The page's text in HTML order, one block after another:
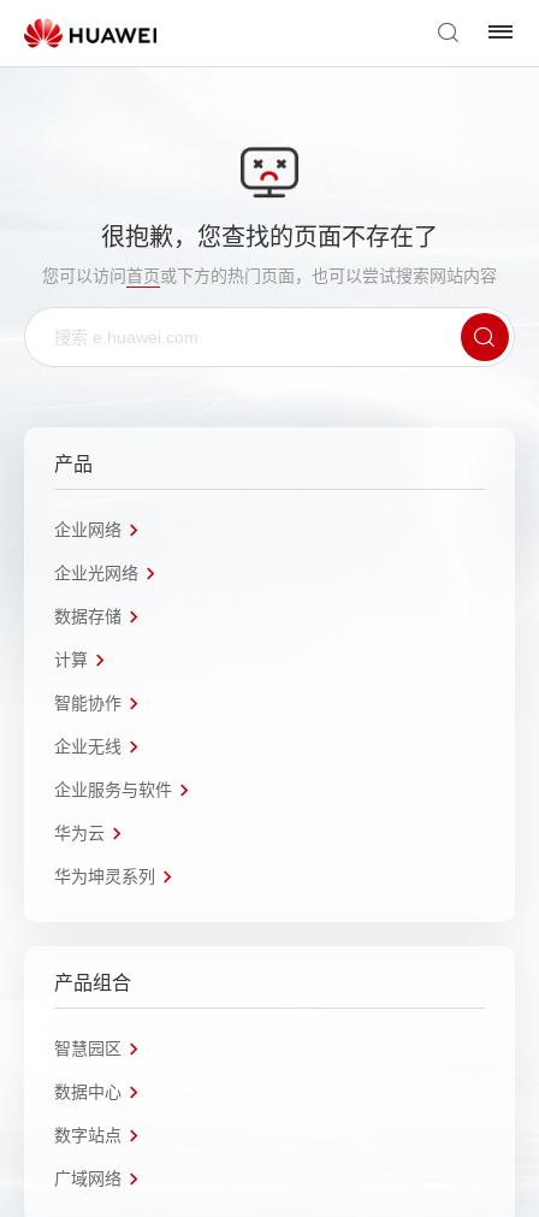
很抱歉，您查找的页面不存在了
您可以访问首页或下方的热门页面，也可以尝试搜索网站内容
产品
企业网络
企业光网络
数据存储
计算
智能协作
企业无线
企业服务与软件
华为云
华为坤灵系列
产品组合
智慧园区
数据中心
数字站点
广域网络